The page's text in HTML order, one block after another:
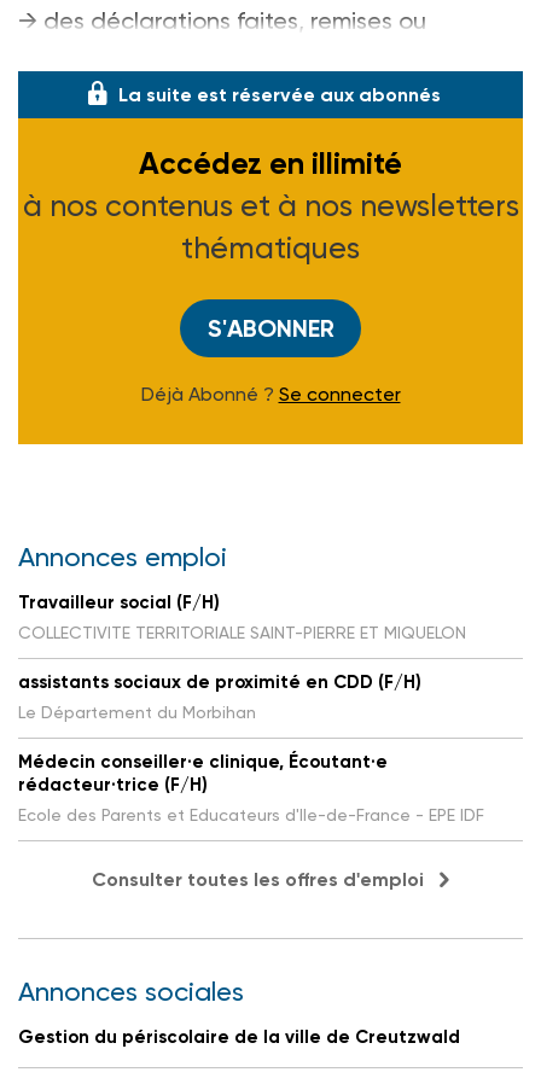
→ des déclarations faites, remises ou
La suite est réservée aux abonnés
Accédez en illimité
à nos contenus et à nos newsletters
thématiques
S'ABONNER
Déjà Abonné ? Se connecter
Annonces emploi
Travailleur social (F/H)
COLLECTIVITE TERRITORIALE SAINT-PIERRE ET MIQUELON
assistants sociaux de proximité en CDD (F/H)
Le Département du Morbihan
Médecin conseiller·e clinique, Écoutant·e
rédacteur·trice (F/H)
Ecole des Parents et Educateurs d'Ile-de-France - EPE IDF
Consulter toutes les offres d'emploi
Annonces sociales
Gestion du périscolaire de la ville de Creutzwald